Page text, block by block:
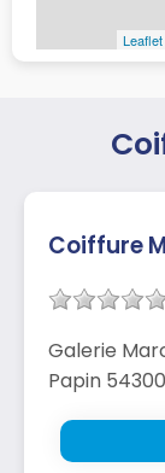
Leaflet
Coiffure
Galerie
Papin